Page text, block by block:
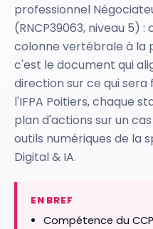
professionnel
(RNCP39063, niveau 5)
colonne vertébrale à la
c'est le document qui
direction sur ce qui
l'IFPA Poitiers, chaque
plan d'actions sur un
outils numériques de la
Digital & IA.
EN BREF
Compétence du